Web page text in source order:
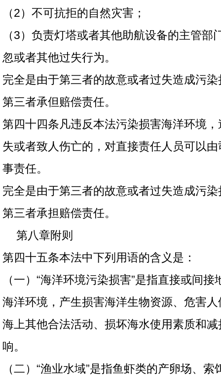
（2）不可抗拒的自然灾害；
（3）负责灯塔或者其他助航设备的主管部
忽或者其他过失行为。
完全是由于第三者的故意或者过失造成污
第三者承但赔偿责任。
第四十四条凡违反本法污染损害海洋环境
失或者致人伤亡的，对直接责任人员可以
事责任。
完全是由于第三者的故意或者过失造成污
第三者承担赔偿责任。
第八章附则
第四十五条本法中下列用语的含义是：
（一）“海洋环境污染损害”是指直接或间
海洋环境，产生损害海洋生物资源、危害
海上其他合法活动、损坏海水使用素质和
响。
（二）“渔业水域”是指鱼虾类的产卵场、